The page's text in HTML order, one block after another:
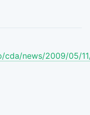
cda/news/2009/05/